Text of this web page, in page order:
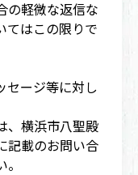
の軽微な返信な
てはこの限りで
セージ等に対し
、横浜市八聖殿
記載のお問い合